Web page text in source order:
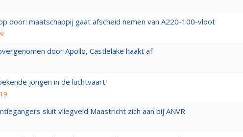
door: maatschappij gaat afscheid nemen van A220-100-vloot
door Apollo, Castlelake haakt af
jongen in de luchtvaart
sluit vliegveld Maastricht zich aan bij ANVR